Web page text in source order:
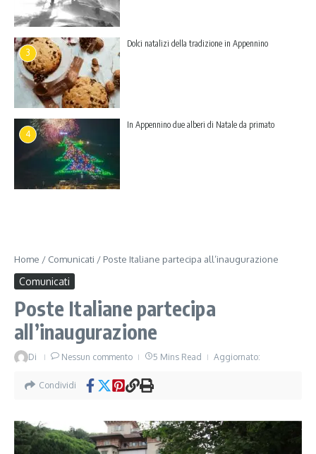
3
Dolci natalizi della tradizione in Appennino
4
In Appennino due alberi di Natale da primato
Home / Comunicati / Poste Italiane partecipa all’inaugurazione
Comunicati
Poste Italiane partecipa
all’inaugurazione
Di Nessun commento 5 Mins Read Aggiornato:
Condividi